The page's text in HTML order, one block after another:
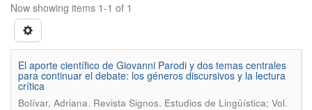
Now showing items 1-1 of 1
El aporte científico de Giovanni Parodi y dos temas centrales
para continuar el debate: los géneros discursivos y la lectura
crítica
Bolívar, Adriana. Revista Signos. Estudios de Lingüística; Vol.